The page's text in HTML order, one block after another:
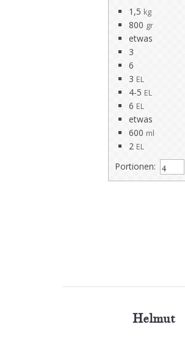
1,5 kg
800 gr
etwas
3
6
3 EL
4-5 EL
6 EL
etwas
600 ml
2 EL
Portionen:
Helmut